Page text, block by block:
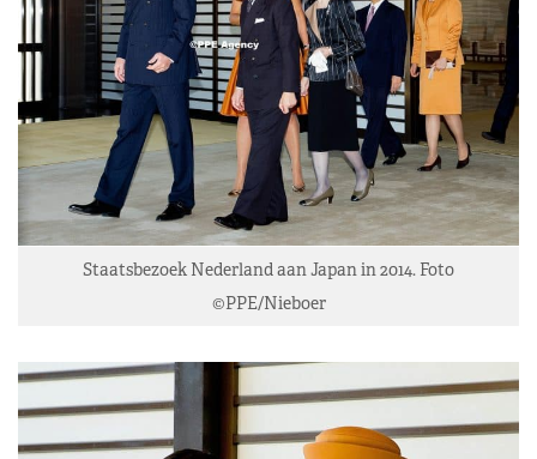
Staatsbezoek Nederland aan Japan in 2014. Foto
©PPE/Nieboer